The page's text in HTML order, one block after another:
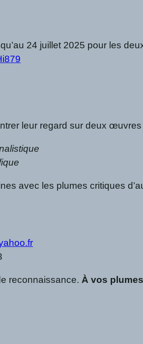
24 juillet 2025 pour les
leur regard sur deux
avec les plumes critiques
reconnaissance. À vos